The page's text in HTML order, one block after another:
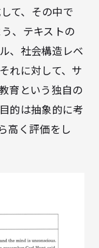
て、その中で
、テキストの
、社会構造レベ
れに対して、サ
育という独自の
的は抽象的に考
高く評価をし